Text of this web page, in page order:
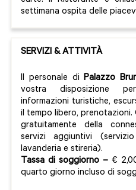
settimana ospita delle
SERVIZI & ATTIVITÀ
Il personale diPalazzo
vostra disposizione
informazioni turistiche,
il tempo libero,
gratuitamente della
servizi aggiuntivi
lavanderia e stireria).
Tassa di soggiorno – €
quarto giorno incluso di